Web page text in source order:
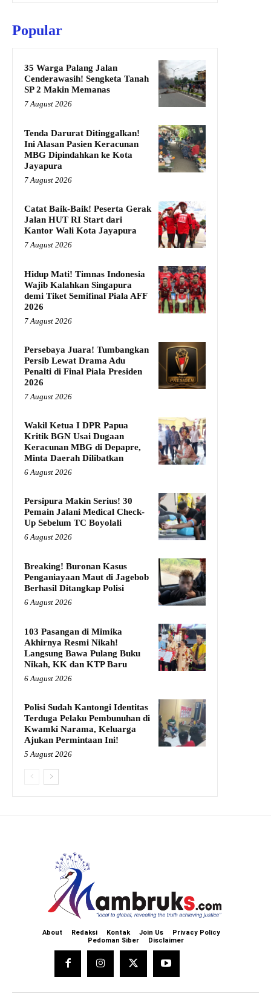
Popular
35 Warga Palang Jalan
Cenderawasih! Sengketa Tanah
SP 2 Makin Memanas
7 August 2026
Tenda Darurat Ditinggalkan!
Ini Alasan Pasien Keracunan
MBG Dipindahkan ke Kota
Jayapura
7 August 2026
Catat Baik-Baik! Peserta Gerak
Jalan HUT RI Start dari
Kantor Wali Kota Jayapura
7 August 2026
Hidup Mati! Timnas Indonesia
Wajib Kalahkan Singapura
demi Tiket Semifinal Piala AFF
2026
7 August 2026
Persebaya Juara! Tumbangkan
Persib Lewat Drama Adu
Penalti di Final Piala Presiden
2026
7 August 2026
Wakil Ketua I DPR Papua
Kritik BGN Usai Dugaan
Keracunan MBG di Depapre,
Minta Daerah Dilibatkan
6 August 2026
Persipura Makin Serius! 30
Pemain Jalani Medical Check-
Up Sebelum TC Boyolali
6 August 2026
Breaking! Buronan Kasus
Penganiayaan Maut di Jagebob
Berhasil Ditangkap Polisi
6 August 2026
103 Pasangan di Mimika
Akhirnya Resmi Nikah!
Langsung Bawa Pulang Buku
Nikah, KK dan KTP Baru
6 August 2026
Polisi Sudah Kantongi Identitas
Terduga Pelaku Pembunuhan di
Kwamki Narama, Keluarga
Ajukan Permintaan Ini!
5 August 2026
About Redaksi Kontak Join Us
Privacy Policy
Pedoman Siber
Disclaimer